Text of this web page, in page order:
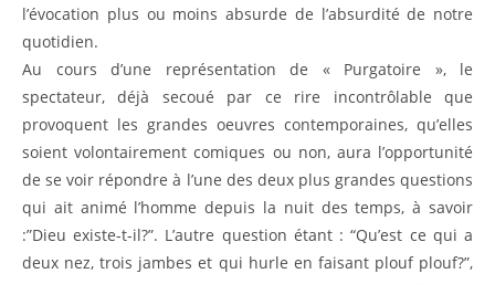
l’évocation plus ou moins absurde de l’absurdité de notre
quotidien.
Au cours d’une représentation de « Purgatoire », le
spectateur, déjà secoué par ce rire incontrôlable que
provoquent les grandes oeuvres contemporaines, qu’elles
soient volontairement comiques ou non, aura l’opportunité
de se voir répondre à l’une des deux plus grandes questions
qui ait animé l’homme depuis la nuit des temps, à savoir
:”Dieu existe-t-il?”. L’autre question étant : “Qu’est ce qui a
deux nez, trois jambes et qui hurle en faisant plouf plouf?”,